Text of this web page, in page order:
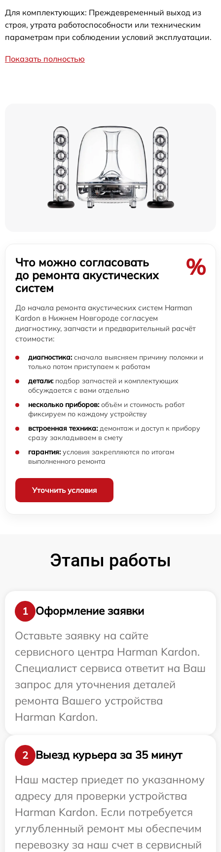
Для комплектующих: Преждевременный выход из
строя, утрата работоспособности или техническим
параметрам при соблюдении условий эксплуатации.
Показать полностью
Что можно согласовать
до ремонта акустических
систем
%
До начала ремонта акустических систем Harman
Kardon в Нижнем Новгороде согласуем
диагностику, запчасти и предварительный расчёт
стоимости:
диагностика: сначала выясняем причину поломки и
только потом приступаем к работам
детали: подбор запчастей и комплектующих
обсуждается с вами отдельно
несколько приборов: объём и стоимость работ
фиксируем по каждому устройству
встроенная техника: демонтаж и доступ к прибору
сразу закладываем в смету
гарантия: условия закрепляются по итогам
выполненного ремонта
Уточнить условия
Этапы работы
1
Оформление заявки
Оставьте заявку на сайте
сервисного центра Harman Kardon.
Специалист сервиса ответит на Ваш
запрос для уточнения деталей
ремонта Вашего устройства
Harman Kardon.
2
Выезд курьера за 35 минут
Наш мастер приедет по указанному
адресу для проверки устройства
Harman Kardon. Если потребуется
углубленный ремонт мы обеспечим
перевозку за наш счет в сервисный